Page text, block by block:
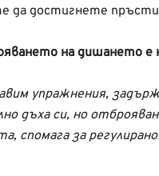
да достигнете
на дишането е
упражнения,
дъха си, но
спомага за